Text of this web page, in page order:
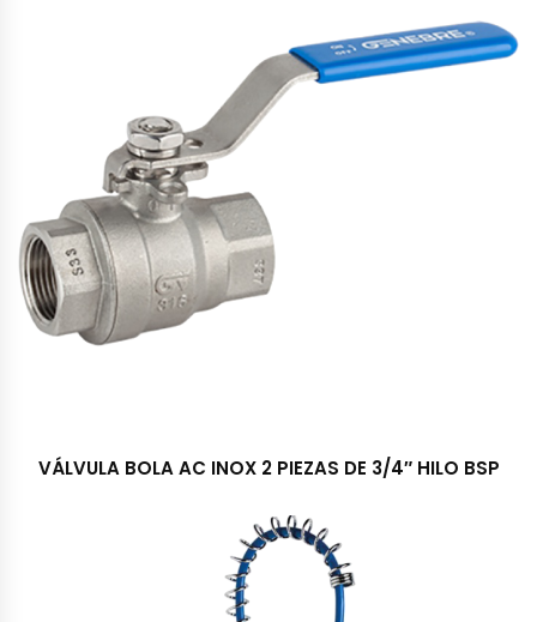
VÁLVULA BOLA AC INOX 2 PIEZAS DE 3/4″ HILO BSP